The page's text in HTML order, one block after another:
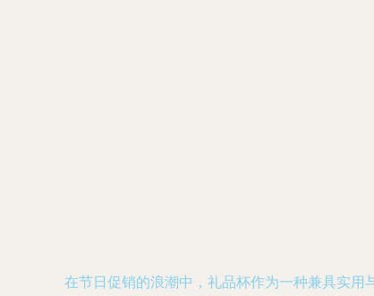
在节日促销的浪潮中，礼品杯作为一种兼具实